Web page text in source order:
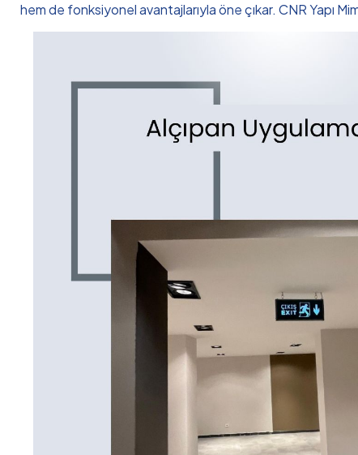
hem de fonksiyonel avantajlarıyla öne çıkar. CNR Yapı